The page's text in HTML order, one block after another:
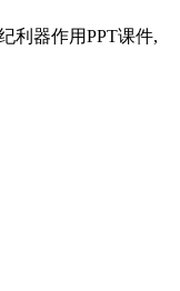
利器作用PPT课件,